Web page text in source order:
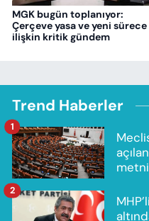
MGK bugün toplanıyor:
Çerçeve yasa ve yeni sürece
ilişkin kritik gündem
Trend Haberler
metni
1
2